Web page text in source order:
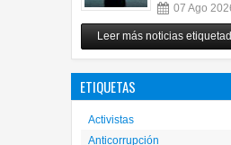
07 Ago
Canaco Run
tradición del
la pista de
Leer más noticias
ETIQUETAS
Activistas
Anticorrupción